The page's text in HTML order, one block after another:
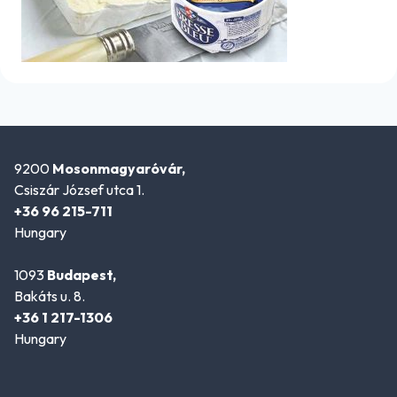
9200 Mosonmagyaróvár,
Csiszár József utca 1.
+36 96 215-711
Hungary
1093 Budapest,
Bakáts u. 8.
+36 1 217-1306
Hungary